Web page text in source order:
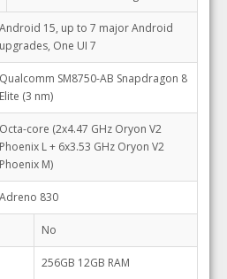
Android 15, up to 7 major Android
upgrades, One UI 7
Qualcomm SM8750-AB Snapdragon 8
Elite (3 nm)
Octa-core (2x4.47 GHz Oryon V2
Phoenix L + 6x3.53 GHz Oryon V2
Phoenix M)
Adreno 830
No
256GB 12GB RAM